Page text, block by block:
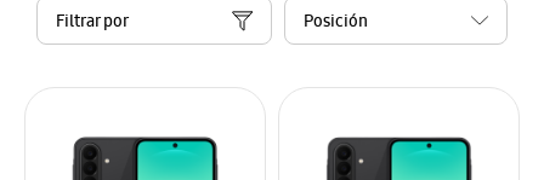
Filtrar por